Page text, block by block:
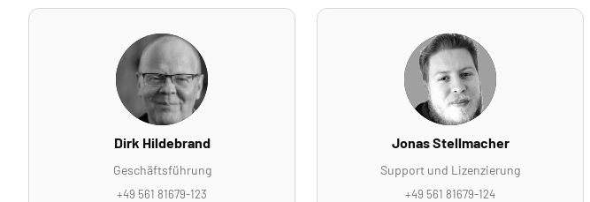
Dirk Hildebrand
Geschäftsführung
+49 561 81679-123
Jonas Stellmacher
Support und Lizenzierung
+49 561 81679-124